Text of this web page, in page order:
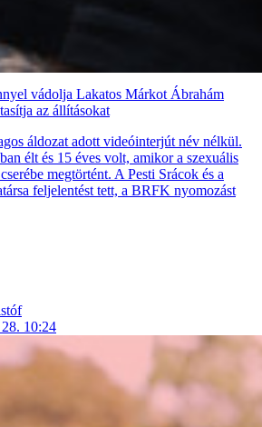
vádolja Lakatos Márkot Ábrahám
az állításokat
áldozat adott videóinterjút név nélkül.
élt és 15 éves volt, amikor a szexuális
megtörtént. A Pesti Srácok és a
feljelentést tett, a BRFK nyomozást
10:24